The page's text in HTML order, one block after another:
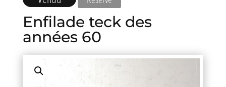
Enfilade teck des
années 60